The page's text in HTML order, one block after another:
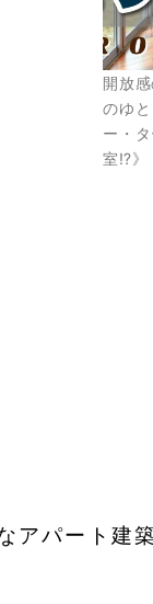
開放
のゆ
ー・
室⁉︎》
アパート建